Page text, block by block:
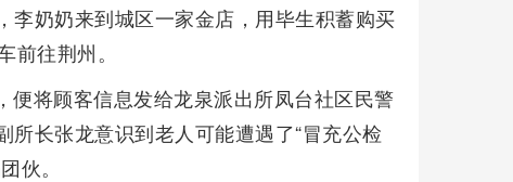
奶奶来到城区一家金店，用毕生积蓄购买
往荆州。
将顾客信息发给龙泉派出所凤台社区民警
长张龙意识到老人可能遭遇了“冒充公检
伙。